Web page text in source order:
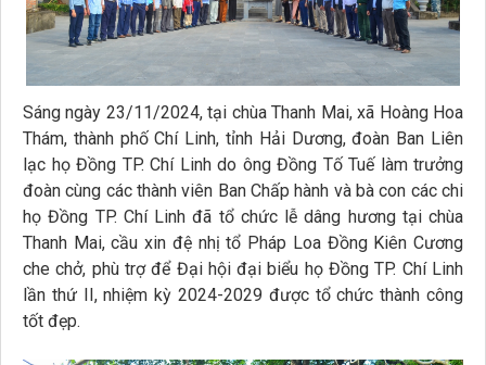
Sáng ngày 23/11/2024, tại chùa Thanh Mai, xã Hoàng Hoa
Thám, thành phố Chí Linh, tỉnh Hải Dương, đoàn Ban Liên
lạc họ Đồng TP. Chí Linh do ông Đồng Tố Tuế làm trưởng
đoàn cùng các thành viên Ban Chấp hành và bà con các chi
họ Đồng TP. Chí Linh đã tổ chức lễ dâng hương tại chùa
Thanh Mai, cầu xin đệ nhị tổ Pháp Loa Đồng Kiên Cương
che chở, phù trợ để Đại hội đại biểu họ Đồng TP. Chí Linh
lần thứ II, nhiệm kỳ 2024-2029 được tổ chức thành công
tốt đẹp.